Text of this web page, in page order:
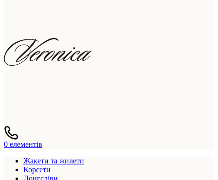
0 елементів
Жакети та жилети
Корсети
Лонгсліви